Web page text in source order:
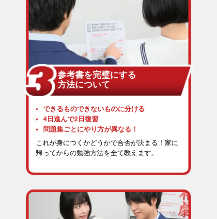
参考書を完璧にする
方法について
できるものできないものに分ける
4日進んで2日復習
問題集ごとにやり方が異なる！
これが身につくかどうかで合否が決まる！家に
帰ってからの勉強方法を全て教えます。